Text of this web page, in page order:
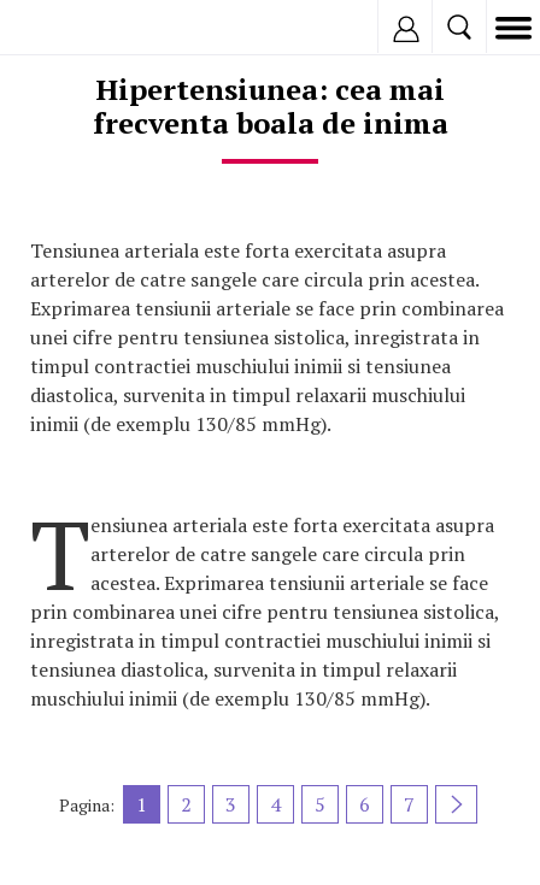
Hipertensiunea: cea mai
frecventa boala de inima
Tensiunea arteriala este forta exercitata asupra
arterelor de catre sangele care circula prin acestea.
Exprimarea tensiunii arteriale se face prin combinarea
unei cifre pentru tensiunea sistolica, inregistrata in
timpul contractiei muschiului inimii si tensiunea
diastolica, survenita in timpul relaxarii muschiului
inimii (de exemplu 130/85 mmHg).
Tensiunea arteriala este forta exercitata asupra
arterelor de catre sangele care circula prin
acestea. Exprimarea tensiunii arteriale se face
prin combinarea unei cifre pentru tensiunea sistolica,
inregistrata in timpul contractiei muschiului inimii si
tensiunea diastolica, survenita in timpul relaxarii
muschiului inimii (de exemplu 130/85 mmHg).
Pagina: 1 2 3 4 5 6 7